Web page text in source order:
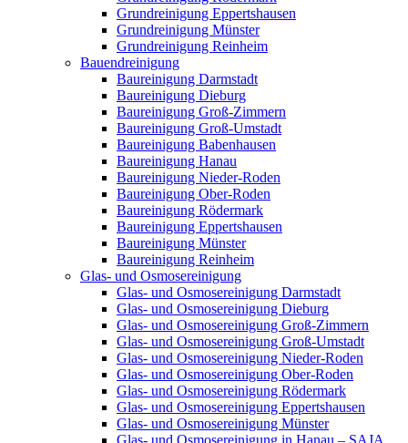
Grundreinigung Eppertshausen
Grundreinigung Münster
Grundreinigung Reinheim
Bauendreinigung
Baureinigung Darmstadt
Baureinigung Dieburg
Baureinigung Groß-Zimmern
Baureinigung Groß-Umstadt
Baureinigung Babenhausen
Baureinigung Hanau
Baureinigung Nieder-Roden
Baureinigung Ober-Roden
Baureinigung Rödermark
Baureinigung Eppertshausen
Baureinigung Münster
Baureinigung Reinheim
Glas- und Osmosereinigung
Glas- und Osmosereinigung Darmstadt
Glas- und Osmosereinigung Dieburg
Glas- und Osmosereinigung Groß-Zimmern
Glas- und Osmosereinigung Groß-Umstadt
Glas- und Osmosereinigung Nieder-Roden
Glas- und Osmosereinigung Ober-Roden
Glas- und Osmosereinigung Rödermark
Glas- und Osmosereinigung Eppertshausen
Glas- und Osmosereinigung Münster
Glas- und Osmosereinigung in Hanau – SAJA